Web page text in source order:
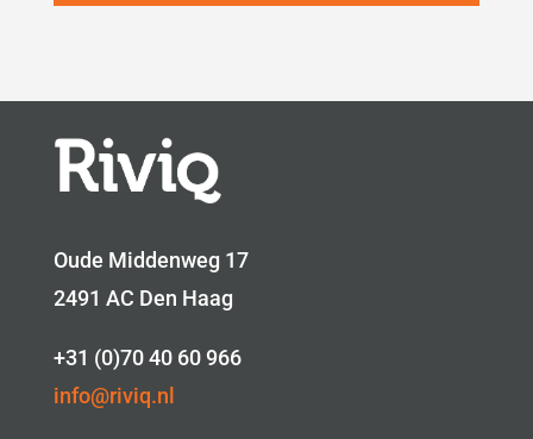
Oude Middenweg 17
2491 AC Den Haag
+31 (0)70 40 60 966
info@riviq.nl